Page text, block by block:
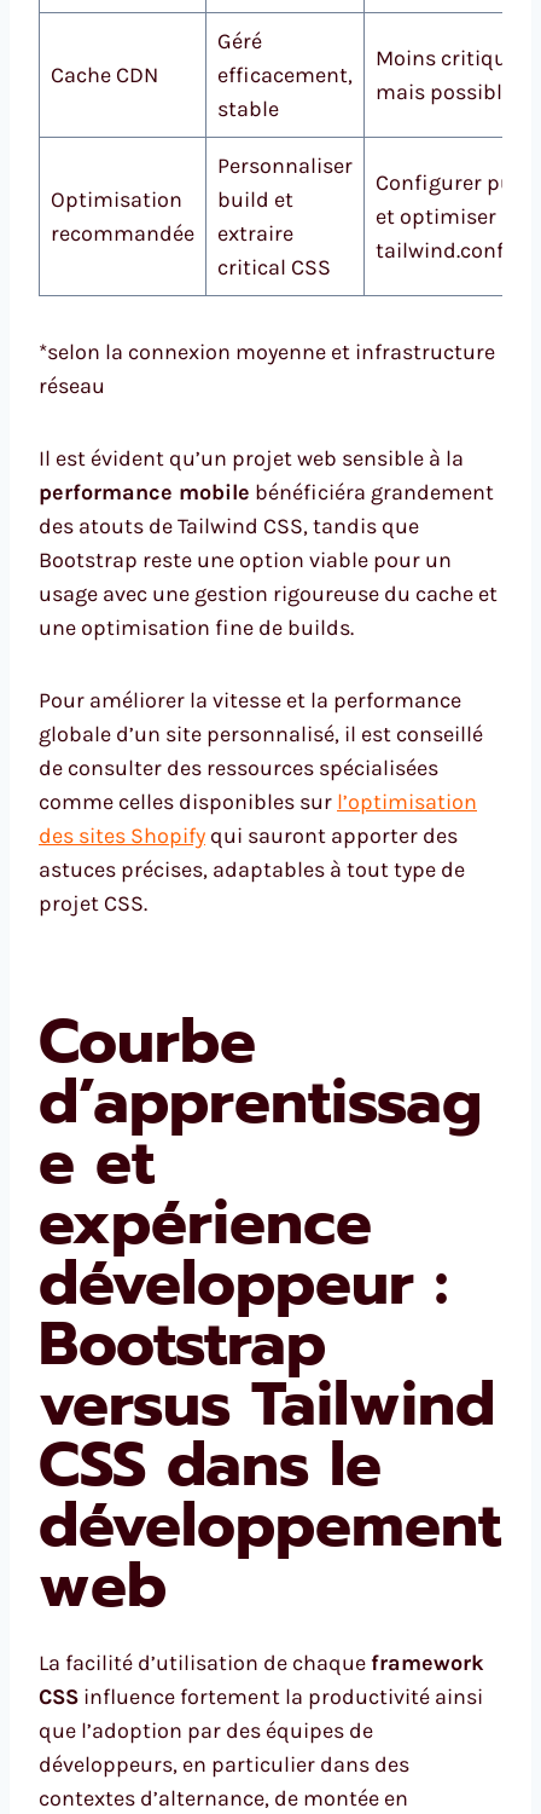
Cache CDN
Géré
efficacement,
stable
Moins critique
mais possible
Optimisation
recommandée
Personnaliser
build et
extraire
critical CSS
Configurer
et optimiser
*selon la connexion moyenne et infrastructure
réseau
Il est évident qu’un projet web sensible à la
performance mobile bénéficiéra grandement
des atouts de Tailwind CSS, tandis que
Bootstrap reste une option viable pour un
usage avec une gestion rigoureuse du cache et
une optimisation fine de builds.
Pour améliorer la vitesse et la performance
globale d’un site personnalisé, il est conseillé
de consulter des ressources spécialisées
comme celles disponibles sur l’optimisation
des sites Shopify qui sauront apporter des
astuces précises, adaptables à tout type de
projet CSS.
Courbe
d’apprentissag
e et
expérience
développeur :
Bootstrap
versus Tailwind
CSS dans le
développement
web
La facilité d’utilisation de chaque framework
CSS influence fortement la productivité ainsi
que l’adoption par des équipes de
développeurs, en particulier dans des
contextes d’alternance, de montée en